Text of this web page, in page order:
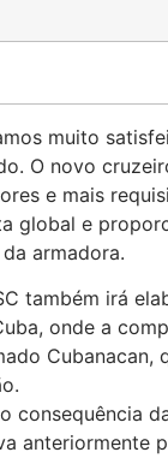
muito
O novo
e mais
global e
da armadora.
também irá
onde a
Cubanacan,
consequência
anteriormente